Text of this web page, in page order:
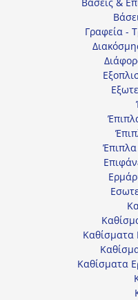
Γραφεία -
Καθίσματα
Καθίσματα